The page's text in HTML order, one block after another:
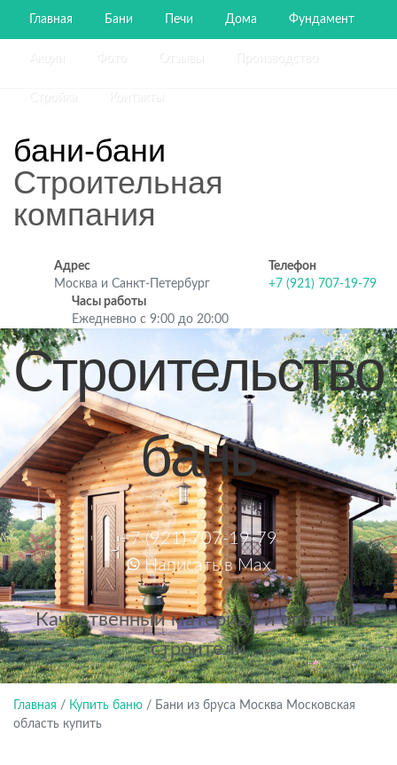
Главная Бани Печи Дома Фундамент
бани-бани
Строительная
компания
Адрес
Москва и Санкт-Петербург
Телефон
+7 (921) 707-19-79
Часы работы
Ежедневно с 9:00 до 20:00
Строительство
бань
+7 (921) 707-19-79
Написать в Max
Качественный материал и опытные
строители
Главная / Купить баню / Бани из бруса Москва Московская
область купить